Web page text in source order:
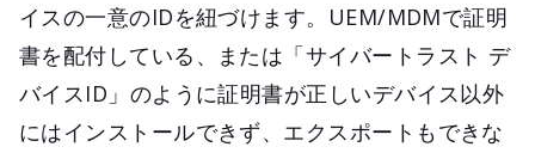
イスの一意のIDを紐づけます。UEM/MDMで証明
書を配付している、または「サイバートラスト デ
バイスID」のように証明書が正しいデバイス以外
にはインストールできず、エクスポートもできな